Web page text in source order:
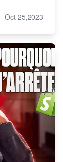
Oct 25,2023